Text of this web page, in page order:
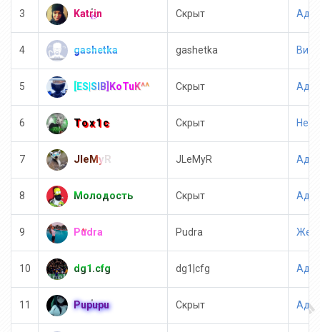
3 Katrin Скрыт
4 gashetka gashetka Вип
5 [ES|SIB]KoTuK^^ Скрыт
6 Tox1c Скрыт
7 JIeMyR JLeMyR
8 Молодость Скрыт
9 Pudra Pudra
10 dg1.cfg dg1|cfg
11 Pupupu Скрыт